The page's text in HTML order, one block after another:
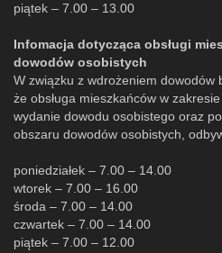
piątek – 7.00 – 13.00
Infomacja dotycząca obsługi
dowodów osobistych
W związku z wdrożeniem dowodów
że obsługa mieszkańców w
wydanie dowodu osobistego oraz
obszaru dowodów osobistych,
poniedziałek – 7.00 – 14.00
wtorek – 7.00 – 16.00
środa – 7.00 – 14.00
czwartek – 7.00 – 14.00
piątek – 7.00 – 12.00